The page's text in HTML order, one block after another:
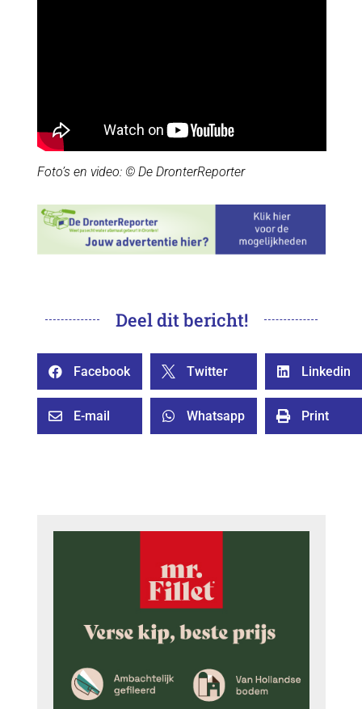
Foto’s en video: © De DronterReporter
Deel dit bericht!
 Facebook  Twitter  Linkedin
 E-mail  Whatsapp  Print